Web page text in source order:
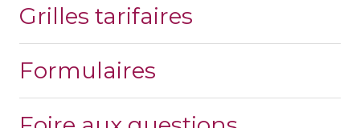
Grilles tarifaires
Formulaires